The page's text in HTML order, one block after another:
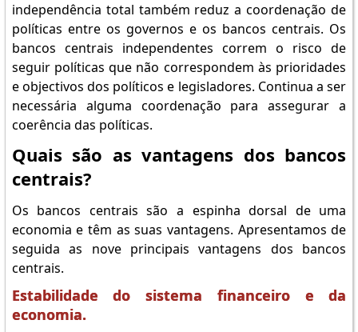
independência total também reduz a coordenação de
políticas entre os governos e os bancos centrais. Os
bancos centrais independentes correm o risco de
seguir políticas que não correspondem às prioridades
e objectivos dos políticos e legisladores. Continua a ser
necessária alguma coordenação para assegurar a
coerência das políticas.
Quais são as vantagens dos bancos
centrais?
Os bancos centrais são a espinha dorsal de uma
economia e têm as suas vantagens. Apresentamos de
seguida as nove principais vantagens dos bancos
centrais.
Estabilidade do sistema financeiro e da
economia.